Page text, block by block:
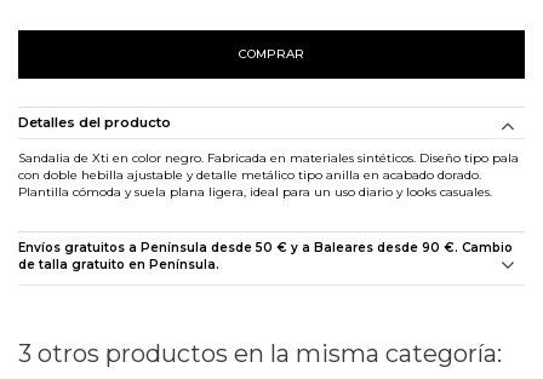
COMPRAR
Detalles del producto
Sandalia de Xti en color negro. Fabricada en materiales sintéticos. Diseño tipo pala
con doble hebilla ajustable y detalle metálico tipo anilla en acabado dorado.
Plantilla cómoda y suela plana ligera, ideal para un uso diario y looks casuales.
Envíos gratuitos a Península desde 50 € y a Baleares desde 90 €. Cambio
de talla gratuito en Península.
3 otros productos en la misma categoría: